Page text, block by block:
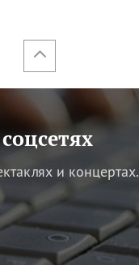
и концертах.